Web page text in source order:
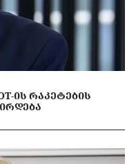
ᲘᲡ ᲠᲐᲙᲔᲢᲔᲑᲘᲡ